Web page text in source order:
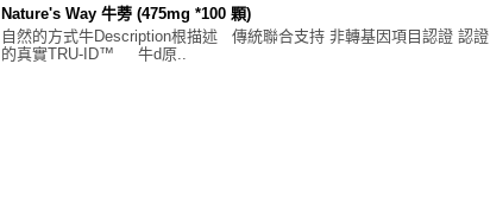
Nature's Way 牛蒡 (475mg *100 顆)
自然的方式牛Description根描述 傳統聯合支持 非轉基因項目認證 認證
的真實TRU-ID™ 牛d原..